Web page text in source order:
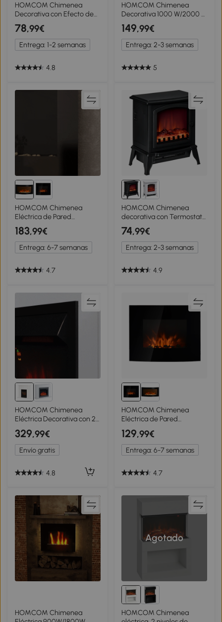
HOMCOM Chimenea
Decorativa con Efecto de
Llama Termostato y
Protección contra
Sobrecalentamiento
45x28x54 cm Negro
78,99€
Entrega: 1-2 semanas
4.8
HOMCOM Chimenea
Decorativa 1000 W/2000 W
con Ventanas LED Llamas y
Protección
Sobrecalentamiento para
15-20 ㎡ Negro
149,99€
Entrega: 2-3 semanas
5
HOMCOM Chimenea
Eléctrica de Pared
1000W/2000W con
Temperatura Ajustable
Efecto Llamas y Mando a
Distancia 89,2x13,5x48cm
183,99€
Entrega: 6-7 semanas
4.7
HOMCOM Chimenea
decorativa con Termostato
Ajustable y Protección
Sobrecalentamiento para
Salas 20-25 m²
36,5x24x45,5 cm Negro
74,99€
Entrega: 2-3 semanas
4.9
HOMCOM Chimenea
Eléctrica Decorativa con 2
Configuraciones de Calor
Temporizador y Llama
Regulable 102x30x95cm
Blanco
329,99€
Envío gratis
4.8
HOMCOM Chimenea
Eléctrica de Pared
900/1800W Chimenea
Silenciosa con Mando a
Distancia Termostato
Efecto Llamas Negro
129,99€
Entrega: 6-7 semanas
4.7
HOMCOM Chimenea
Agotado
HOMCOM Chimenea